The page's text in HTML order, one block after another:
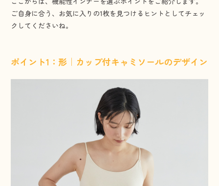
ご自身に合う、お気に入りの1枚を見つけるヒントとしてチェッ
クしてくださいね。
ポイント1：形｜カップ付キャミソールのデザイン